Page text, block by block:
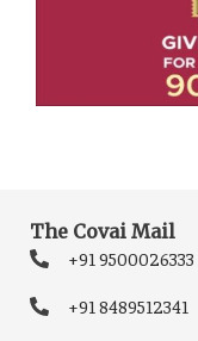
The Covai Mail
+91 9500026333
+91 8489512341